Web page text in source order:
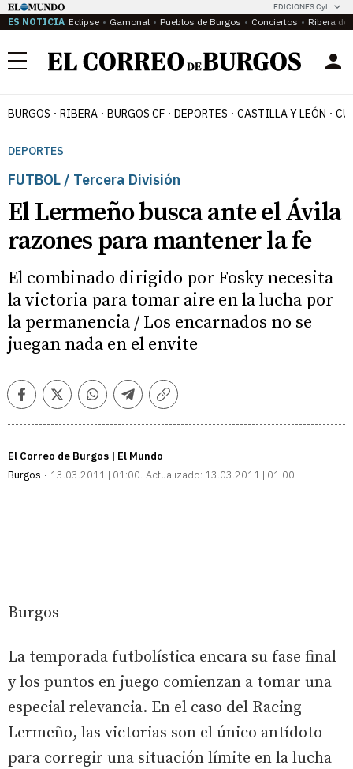
EDICIONES CyL
ES NOTICIA Eclipse Gamonal Pueblos de Burgos Conciertos Ribera del
Menú
BURGOS RIBERA BURGOS CF DEPORTES CASTILLA Y LEÓN
DEPORTES
FUTBOL / Tercera División
El Lermeño busca ante el Ávila
razones para mantener la fe
El combinado dirigido por Fosky necesita
la victoria para tomar aire en la lucha por
la permanencia / Los encarnados no se
juegan nada en el envite
FacebookTwitterWhatsappTelegramCopiar
El Correo de Burgos | El Mundo
Burgos
13.03.2011 | 01:00 Actualizado: 13.03.2011 | 01:00
Burgos
La temporada futbolística encara su fase final
y los puntos en juego comienzan a tomar una
especial relevancia. En el caso del Racing
Lermeño, las victorias son el único antídoto
para corregir una situación límite en la lucha